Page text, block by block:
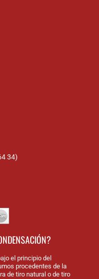
34)
el principio del
procedentes de la
de tiro natural o de tiro